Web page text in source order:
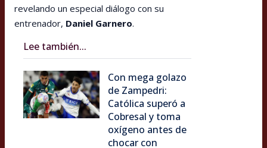
revelando un especial diálogo con su
entrenador, Daniel Garnero.
Lee también...
Con mega golazo
de Zampedri:
Católica superó a
Cobresal y toma
oxígeno antes de
chocar con